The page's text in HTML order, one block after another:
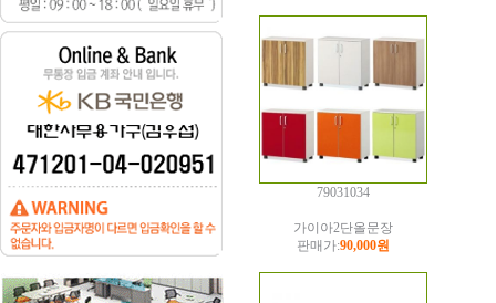
79031034
가이아2단올문장
판매가:90,000원